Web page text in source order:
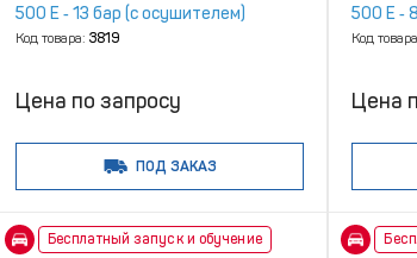
500 E ‑ 13 бар (с осушителем)
Код товара: 3819
Цена по запросу
ПОД ЗАКАЗ
500 E ‑
Код
Цена
Бесплатный запуск и обучение